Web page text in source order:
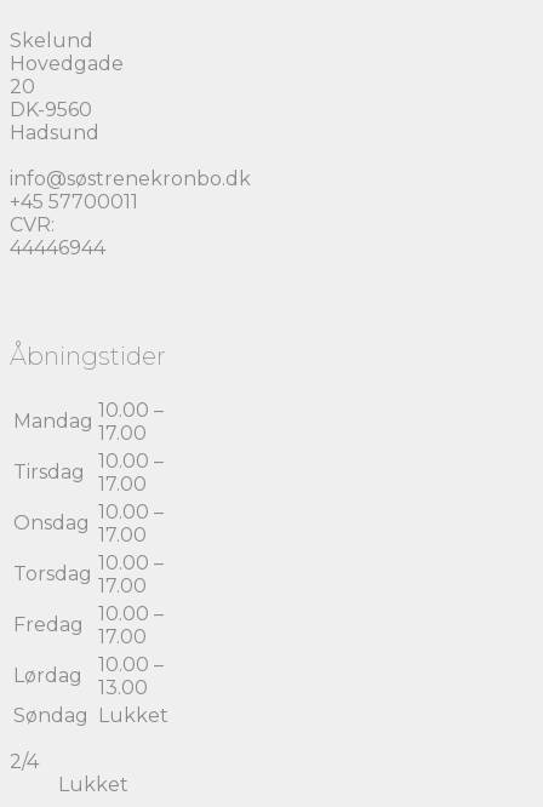
Skelund
Hovedgade
20
DK-9560
Hadsund
info@søstrenekronbo.dk
+45 57700011
CVR:
44446944
Åbningstider
Mandag 10.00 –
17.00
Tirsdag
10.00 –
17.00
Onsdag 10.00 –
17.00
Torsdag 10.00 –
17.00
Fredag
10.00 –
17.00
Lørdag
10.00 –
13.00
Søndag
Lukket
2/4
Lukket